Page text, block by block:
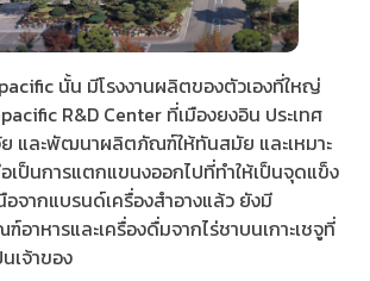
นั้น มีโรงงานผลิตของตัวเองที่ใหญ่
R&D Center ที่เมืองยงอิน ประเทศ
และพัฒนาผลิตภัณฑ์ให้ทันสมัย และเหมาะ
ป็นการแตกแขนงออกไปที่ทำให้เป็นจุดแข็ง
จากแบรนด์เครื่องสำอางแล้ว ยังมี
าหารและเครื่องดื่มจากไร่ชาบนเกาะเชจูที่
เจ้าของ